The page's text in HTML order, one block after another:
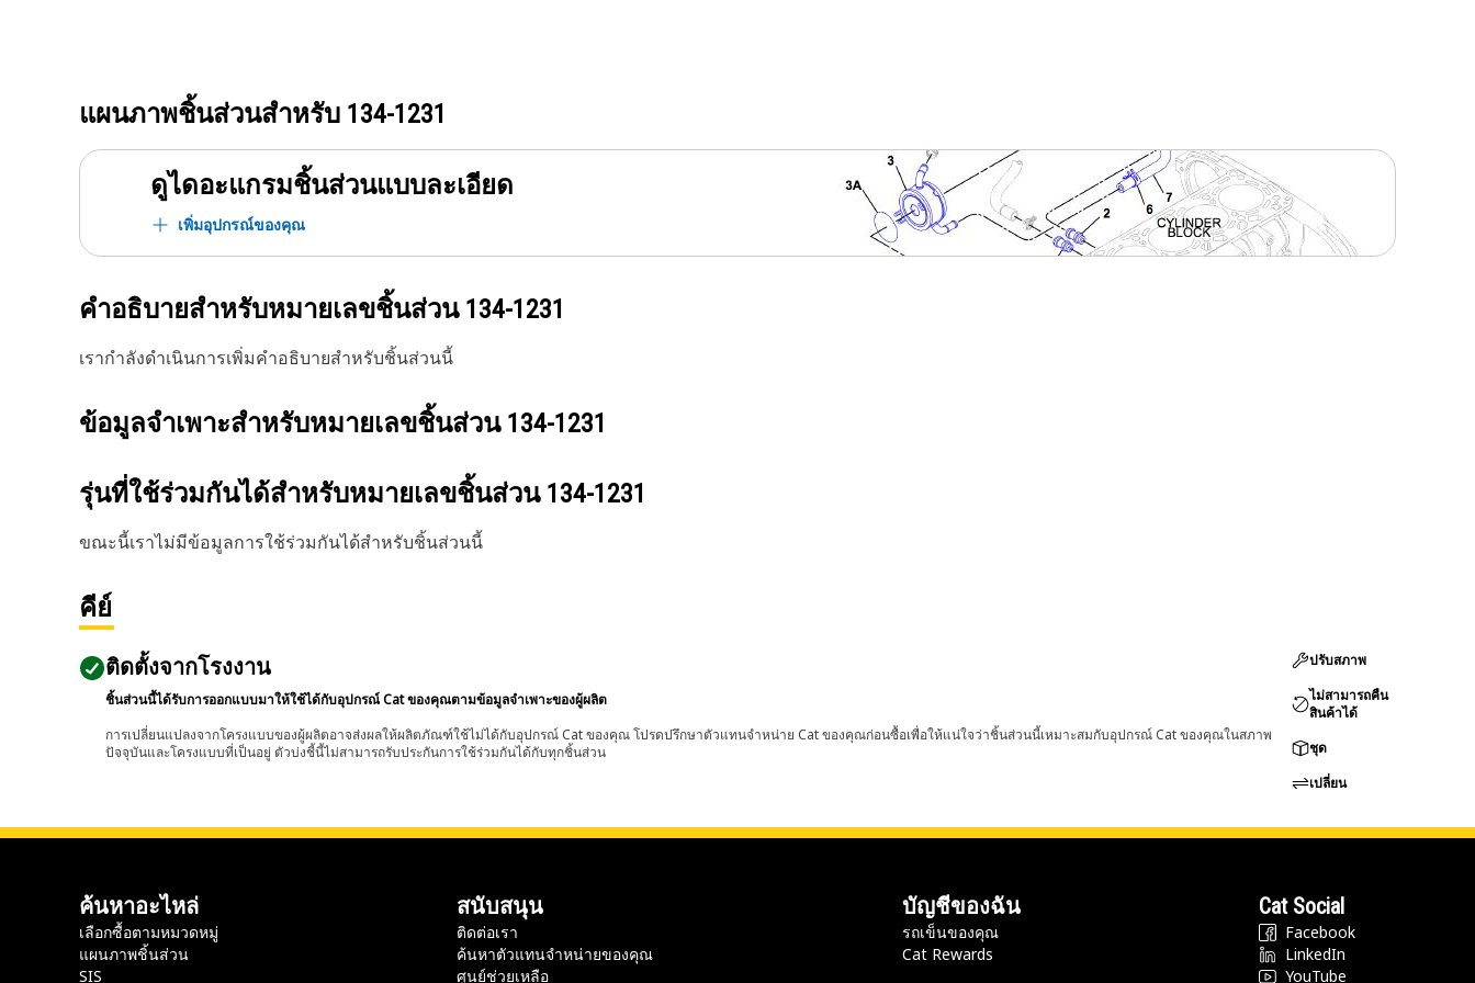
แผนภาพชิ้นส่วนสำหรับ 134-1231
ดูไดอะแกรมชิ้นส่วนแบบละเอียด
เพิ่มอุปกรณ์ของคุณ
คำอธิบายสำหรับหมายเลขชิ้นส่วน 134-1231
เรากำลังดำเนินการเพิ่มคำอธิบายสำหรับชิ้นส่วนนี้
ข้อมูลจำเพาะสำหรับหมายเลขชิ้นส่วน 134-1231
รุ่นที่ใช้ร่วมกันได้สำหรับหมายเลขชิ้นส่วน 134-1231
ขณะนี้เราไม่มีข้อมูลการใช้ร่วมกันได้สำหรับชิ้นส่วนนี้
คีย์
ติดตั้งจากโรงงาน
ชิ้นส่วนนี้ได้รับการออกแบบมาให้ใช้ได้กับอุปกรณ์ Cat ของคุณตามข้อมูลจำเพาะของผู้ผลิต
การเปลี่ยนแปลงจากโครงแบบของผู้ผลิตอาจส่งผลให้ผลิตภัณฑ์ใช้ไม่ได้กับอุปกรณ์ Cat ของคุณ โปรดปรึกษาตัวแทนจำหน่าย Cat ของคุณก่อนซื้อเพื่อให้แน่ใจว่าชิ้นส่วนนี้เหมาะสมกับอุปกรณ์ Cat ของคุณในสภาพ
ปัจจุบันและโครงแบบที่เป็นอยู่ ตัวบ่งชี้นี้ไม่สามารถรับประกันการใช้ร่วมกันได้กับทุกชิ้นส่วน
ปรับสภาพ
ไม่สามารถคืน
สินค้าได้
ชุด
เปลี่ยน
ค้นหาอะไหล่
เลือกซื้อตามหมวดหมู่
แผนภาพชิ้นส่วน
SIS
สนับสนุน
ติดต่อเรา
ค้นหาตัวแทนจำหน่ายของคุณ
ศูนย์ช่วยเหลือ
บัญชีของฉัน
รถเข็นของคุณ
Cat Rewards
Cat Social
Facebook
LinkedIn
YouTube